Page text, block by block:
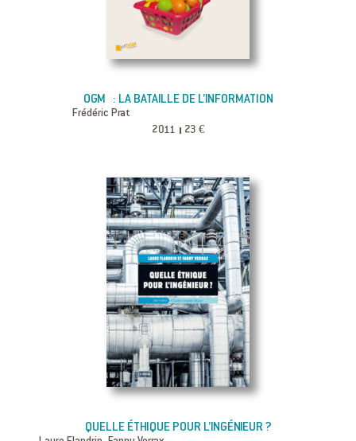
OGM : LA BATAILLE DE L’INFORMATION
Frédéric Prat
2011 23 €
QUELLE ÉTHIQUE POUR L’INGÉNIEUR ?